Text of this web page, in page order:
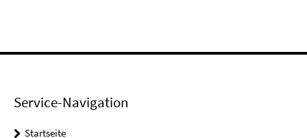
Service-Navigation
Startseite